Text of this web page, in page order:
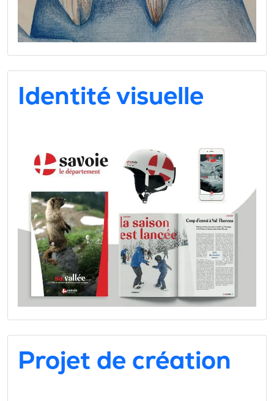
Identité visuelle
Projet de création